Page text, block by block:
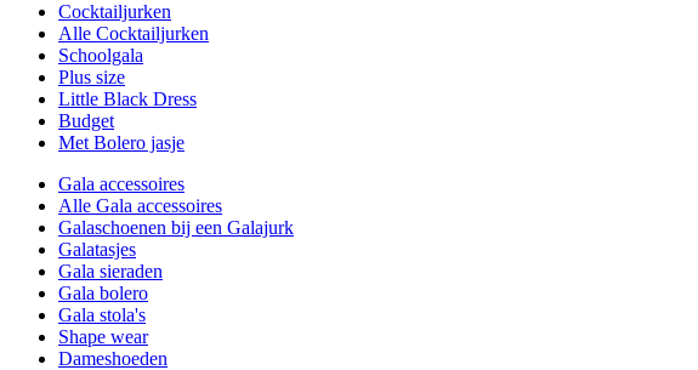
Cocktailjurken
Alle Cocktailjurken
Schoolgala
Plus size
Little Black Dress
Budget
Met Bolero jasje
Gala accessoires
Alle Gala accessoires
Galaschoenen bij een Galajurk
Galatasjes
Gala sieraden
Gala bolero
Gala stola's
Shape wear
Dameshoeden